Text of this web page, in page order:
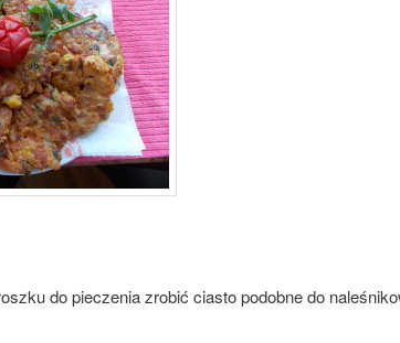
do pieczenia zrobić ciasto podobne do